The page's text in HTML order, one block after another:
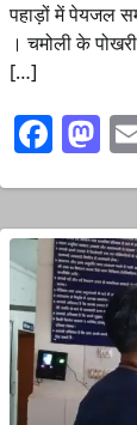
पहाड़ों में पेयजल
। चमोली के
[…]